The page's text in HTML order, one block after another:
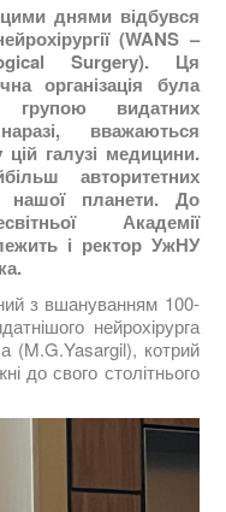
днями відбувся
(WANS –
Surgery). Ця
організація була
видатних
вважаються
галузі медицини.
авторитетних
нашої планети. До
Академії
і ректор УжНУ
з вшануванням 100-
нейрохірурга
(M.G.Yasargil), котрий
до свого столітнього